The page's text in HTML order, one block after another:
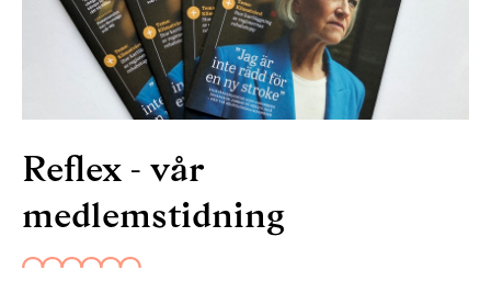
Reflex - vår
medlemstidning